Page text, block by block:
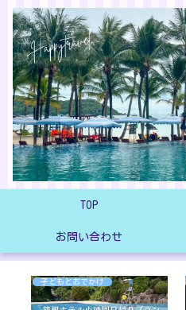
TOP
お問い合わせ
子どもとおでかけ